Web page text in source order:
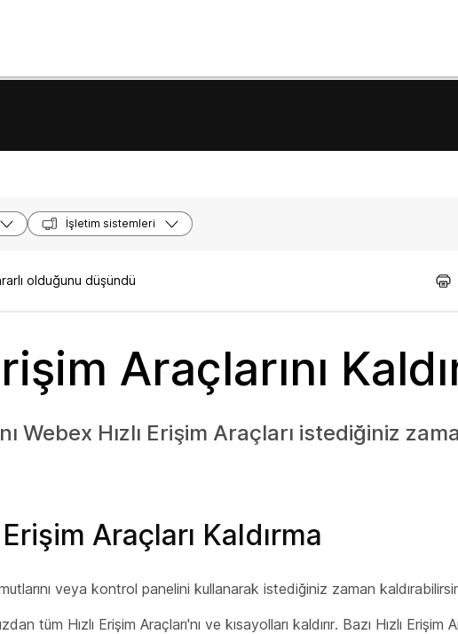
İşletim sistemleri
olduğunu düşündü
Araçlarını
Webex Hızlı Erişim Araçları istediğiniz
Araçları Kaldırma
veya kontrol panelini kullanarak istediğiniz zaman
tüm Hızlı Erişim Araçları'nı ve kısayolları kaldırır. Bazı Hızlı Erişim